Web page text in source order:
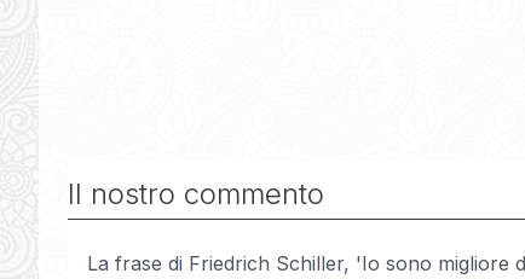
Il nostro commento
La frase di Friedrich Schiller, 'Io sono migliore